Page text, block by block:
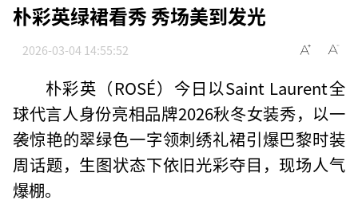
朴彩英绿裙看秀 秀场美到发光
2026-03-04 14:55:52
朴彩英（ROSÉ）今日以Saint Laurent全
球代言人身份亮相品牌2026秋冬女装秀，以一
袭惊艳的翠绿色一字领刺绣礼裙引爆巴黎时装
周话题，生图状态下依旧光彩夺目，现场人气
爆棚。